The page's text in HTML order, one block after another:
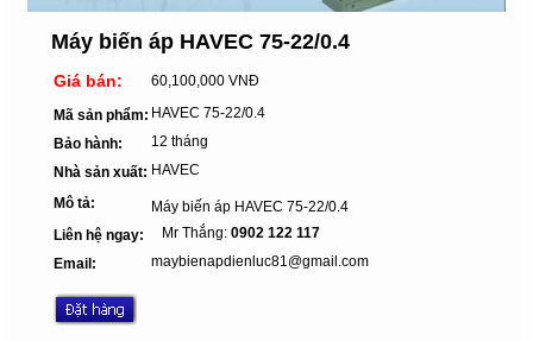
Máy biến áp HAVEC 75-22/0.4
Giá bán: 60,100,000 VNĐ
Mã sản phẩm: HAVEC 75-22/0.4
Bảo hành:
12 tháng
Nhà sản xuất: HAVEC
Mô tả:
Máy biến áp HAVEC 75-22/0.4
Liên hệ ngay:
Mr Thắng: 0902 122 117
Email:
maybienapdienluc81@gmail.com